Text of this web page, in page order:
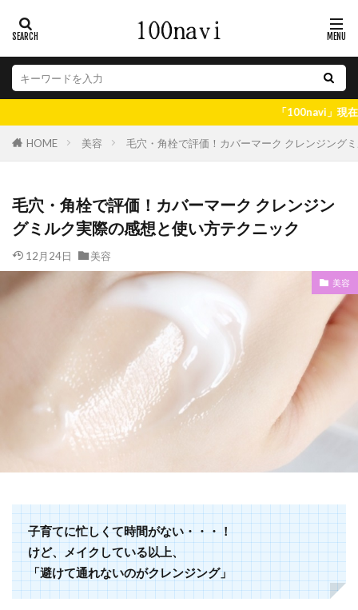
「100navi」現在、最も人気の
HOME 美容 毛穴・角栓で評価！カバーマーク クレンジング
毛穴・角栓で評価！カバーマーク クレンジン
グミルク実際の感想と使い方テクニック
12月24日 美容
美容
子育てに忙しくて時間がない・・・！
けど、メイクしている以上、
「避けて通れないのがクレンジング」